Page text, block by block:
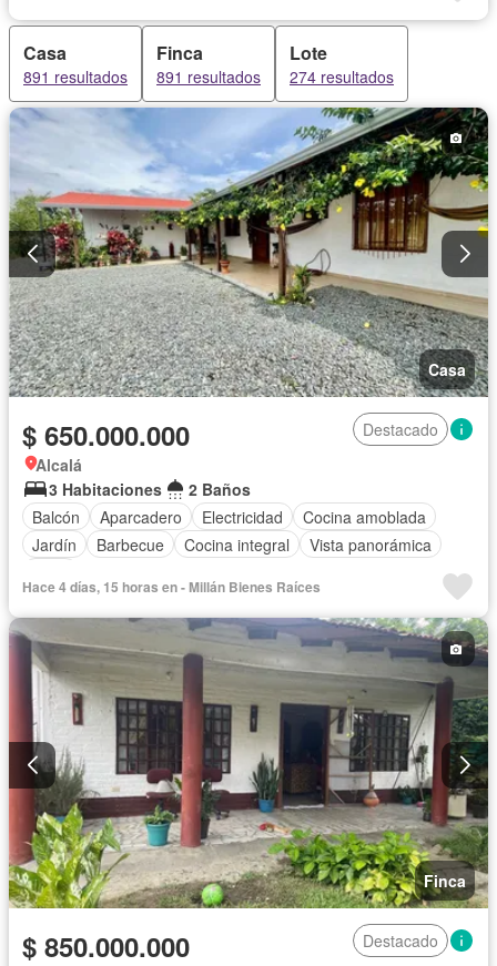
Casa
891 resultados
Finca
891 resultados
Lote
274 resultados
Casa
$ 650.000.000
Destacado
Alcalá
3 Habitaciones
2 Baños
Balcón
Aparcadero Electricidad
Cocina amoblada
Jardín
Barbecue Cocina integral
Vista panorámica
Hace 4 días, 15 horas en - Millán Bienes Raíces
Finca
$ 850.000.000
Destacado